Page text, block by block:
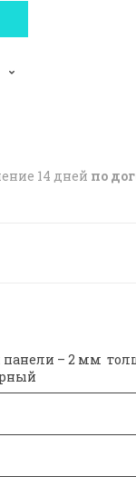
14 дней по
– 2 мм